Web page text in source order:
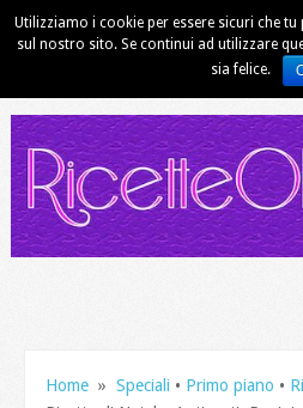
Home »Speciali • Primo piano •
Utilizziamo i cookie per essere sicuri che
sul nostro sito. Se continui ad utilizzare
sia felice.